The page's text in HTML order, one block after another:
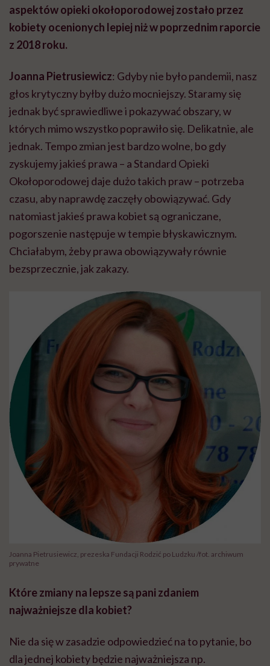
aspektów opieki okołoporodowej zostało przez
kobiety ocenionych lepiej niż w poprzednim raporcie
z 2018 roku.
Joanna Pietrusiewicz: Gdyby nie było pandemii, nasz
głos krytyczny byłby dużo mocniejszy. Staramy się
jednak być sprawiedliwe i pokazywać obszary, w
których mimo wszystko poprawiłosię. Delikatnie, ale
jednak. Tempo zmian jest bardzo wolne, bo gdy
zyskujemy jakieś prawa – a Standard Opieki
Okołoporodowej daje dużo takich praw – potrzeba
czasu, aby naprawdę zaczęły obowiązywać. Gdy
natomiast jakieś prawa kobiet są ograniczane,
pogorszenie następuje w tempie błyskawicznym.
Chciałabym, żeby prawa obowiązywały równie
bezsprzecznie, jak zakazy.
Joanna Pietrusiewicz, prezeska Fundacji Rodzić po Ludzku /fot. archiwum
prywatne
Które zmiany na lepsze są pani zdaniem
najważniejsze dla kobiet?
Nie da się w zasadzie odpowiedzieć na to pytanie, bo
dla jednej kobiety będzie najważniejsza np.